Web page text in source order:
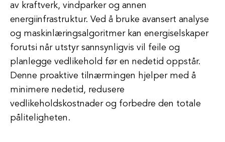
av kraftverk, vindparker og annen
energiinfrastruktur. Ved å bruke avansert analyse
og maskinlæringsalgoritmer kan energiselskaper
forutsi når utstyr sannsynligvis vil feile og
planlegge vedlikehold før en nedetid oppstår.
Denne proaktive tilnærmingen hjelper med å
minimere nedetid, redusere
vedlikeholdskostnader og forbedre den totale
påliteligheten.